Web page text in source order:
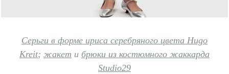
Серьги в форме ириса серебряного цвета Hugo
Kreit; жакет и брюки из костюмного жаккарда
Studio29